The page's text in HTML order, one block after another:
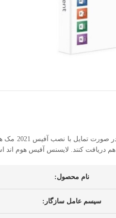
مک یکی از بهترین انتخاب های امکانپذیر کاربران مک بوک برای دسترسی به آفیس
نام محصول:
سیسم عامل سازگار: